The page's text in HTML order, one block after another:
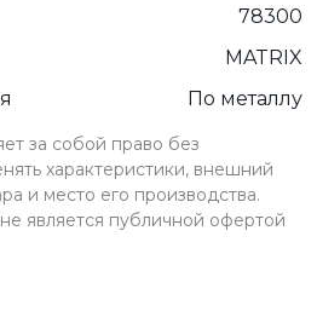
78300
MATRIX
По металлу
за собой право без
характеристики, внешний
и место его производства.
является публичной офертой